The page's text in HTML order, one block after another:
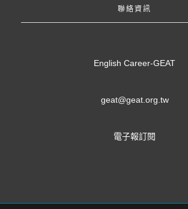
聯絡資訊
English Career-GEAT
geat@geat.org.tw
電子報訂閱